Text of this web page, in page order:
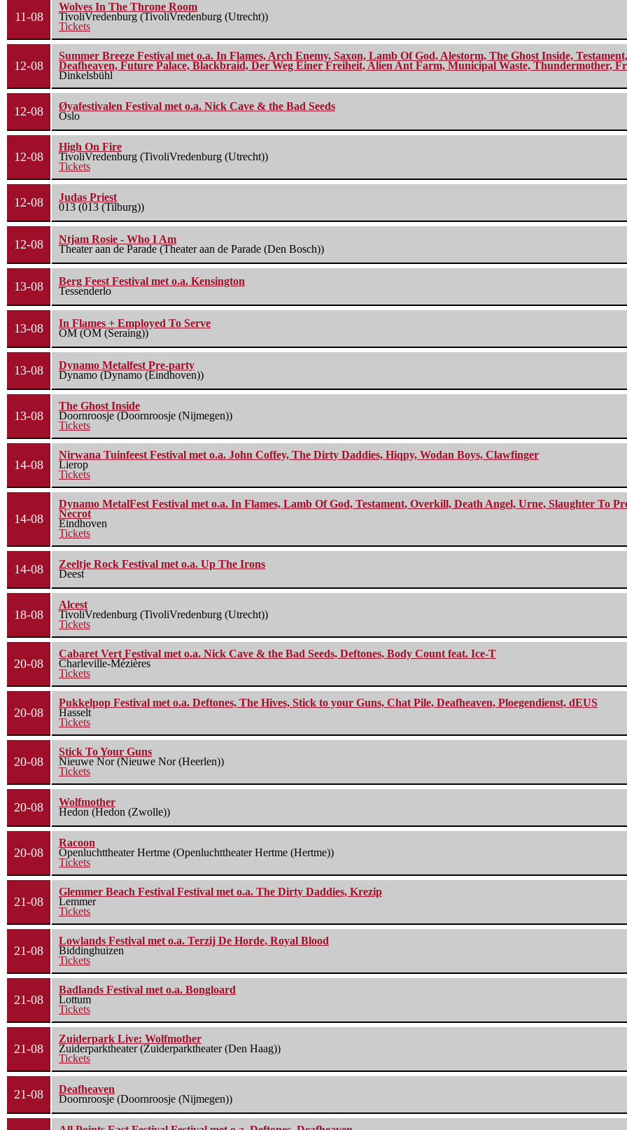
11-08
Wolves In The Throne Room
TivoliVredenburg (TivoliVredenburg (Utrecht))
Tickets
12-08
Summer Breeze Festival met o.a. In Flames, Arch Enemy, Saxon, Lamb Of God, Alestorm, The Ghost Inside,
Deafheaven, Future Palace, Blackbraid, Der Weg Einer Freiheit, Alien Ant Farm, Municipal Waste, Thundermother,
Dinkelsbühl
12-08
Øyafestivalen Festival met o.a. Nick Cave & the Bad Seeds
Oslo
12-08
High On Fire
TivoliVredenburg (TivoliVredenburg (Utrecht))
Tickets
12-08
Judas Priest
013 (013 (Tilburg))
12-08
Ntjam Rosie - Who I Am
Theater aan de Parade (Theater aan de Parade (Den Bosch))
13-08
Berg Feest Festival met o.a. Kensington
Tessenderlo
13-08
In Flames + Employed To Serve
OM (OM (Seraing))
13-08
Dynamo Metalfest Pre-party
Dynamo (Dynamo (Eindhoven))
13-08
The Ghost Inside
Doornroosje (Doornroosje (Nijmegen))
Tickets
14-08
Nirwana Tuinfeest Festival met o.a. John Coffey, The Dirty Daddies, Hiqpy, Wodan Boys, Clawfinger
Lierop
Tickets
14-08
Dynamo MetalFest Festival met o.a. In Flames, Lamb Of God, Testament, Overkill, Death Angel, Urne, Slaughter To
Necrot
Eindhoven
Tickets
14-08
Zeeltje Rock Festival met o.a. Up The Irons
Deest
18-08
Alcest
TivoliVredenburg (TivoliVredenburg (Utrecht))
Tickets
20-08
Cabaret Vert Festival met o.a. Nick Cave & the Bad Seeds, Deftones, Body Count feat. Ice-T
Charleville-Mézières
Tickets
20-08
Pukkelpop Festival met o.a. Deftones, The Hives, Stick to your Guns, Chat Pile, Deafheaven, Ploegendienst, dEUS
Hasselt
Tickets
20-08
Stick To Your Guns
Nieuwe Nor (Nieuwe Nor (Heerlen))
Tickets
20-08
Wolfmother
Hedon (Hedon (Zwolle))
20-08
Racoon
Openluchttheater Hertme (Openluchttheater Hertme (Hertme))
Tickets
21-08
Glemmer Beach Festival Festival met o.a. The Dirty Daddies, Krezip
Lemmer
Tickets
21-08
Lowlands Festival met o.a. Terzij De Horde, Royal Blood
Biddinghuizen
Tickets
21-08
Badlands Festival met o.a. Bongloard
Lottum
Tickets
21-08
Zuiderpark Live: Wolfmother
Zuiderparktheater (Zuiderparktheater (Den Haag))
Tickets
21-08
Deafheaven
Doornroosje (Doornroosje (Nijmegen))